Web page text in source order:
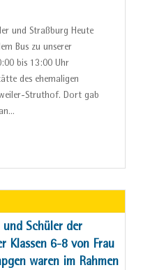
und Straßburg Heute
Bus zu unserer
bis 13:00 Uhr
des ehemaligen
Struthof. Dort gab
Schüler der
Klassen 6-8 von Frau
waren im Rahmen